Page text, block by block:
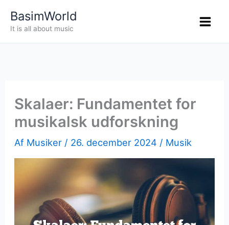
BasimWorld
It is all about music
Skalaer: Fundamentet for
musikalsk udforskning
Af Musiker / 26. december 2024 / Musik